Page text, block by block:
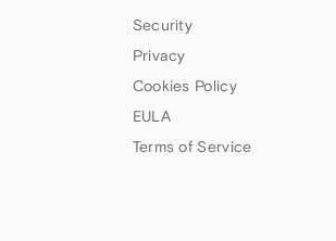
Security
Privacy
Cookies Policy
EULA
Terms of Service